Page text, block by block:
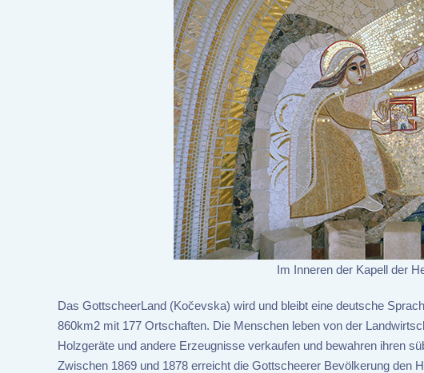
Im Inneren der Kapell der
Das GottscheerLand (Kočevska) wird und bleibt eine deutsche
860km2 mit 177 Ortschaften. Die Menschen leben von der
Holzgeräte und andere Erzeugnisse verkaufen und bewahren ihren
Zwischen 1869 und 1878 erreicht die Gottscheerer Bevölkerung den